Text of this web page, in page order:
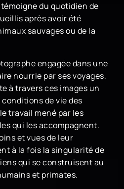
du quotidien de
après avoir été
sauvages ou de la
engagée dans une
nourrie par ses voyages,
à travers ces images un
de vie des
travail mené par les
qui les accompagnent.
et vues de leur
à la fois la singularité de
qui se construisent au
et primates.